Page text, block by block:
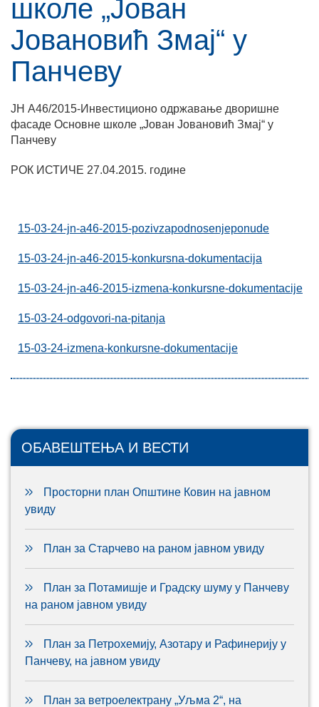
школе „Јован
Јовановић Змај“ у
Панчеву
ЈН А46/2015-Инвестиционо одржавање дворишнe
фасаде Основне школе „Јован Јовановић Змај“ у
Панчеву
РОК ИСТИЧЕ 27.04.2015. године
15-03-24-jn-a46-2015-pozivzapodnosenjeponude
15-03-24-jn-a46-2015-konkursna-dokumentacija
15-03-24-jn-a46-2015-izmena-konkursne-dokumentacije
15-03-24-odgovori-na-pitanja
15-03-24-izmena-konkursne-dokumentacije
ОБАВЕШТЕЊА И ВЕСТИ
Просторни план Општине Ковин на јавном
увиду
План за Старчево на раном јавном увиду
План за Потамишје и Градску шуму у Панчеву
на раном јавном увиду
План за Петрохемију, Азотару и Рафинерију у
Панчеву, на јавном увиду
План за ветроелектрану „Уљма 2“, на